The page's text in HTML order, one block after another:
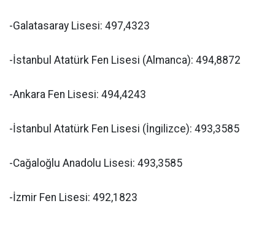
-Galatasaray Lisesi: 497,4323
-İstanbul Atatürk Fen Lisesi (Almanca): 494,8872
-Ankara Fen Lisesi: 494,4243
-İstanbul Atatürk Fen Lisesi (İngilizce): 493,3585
-Cağaloğlu Anadolu Lisesi: 493,3585
-İzmir Fen Lisesi: 492,1823